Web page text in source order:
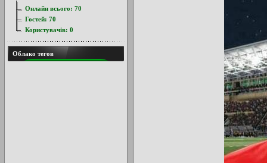
Онлайн всього: 70
Гостей: 70
Користувачів: 0
Облако тегов